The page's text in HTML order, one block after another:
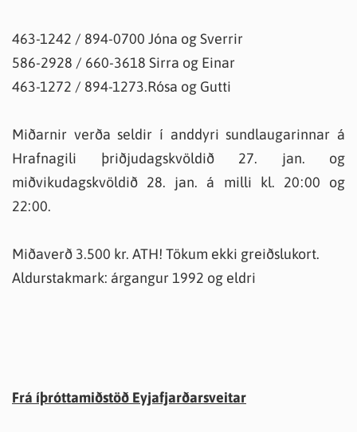
463-1242 / 894-0700 Jóna og Sverrir
586-2928 / 660-3618 Sirra og Einar
463-1272 / 894-1273.Rósa og Gutti
Miðarnir verða seldir í anddyri sundlaugarinnar á
Hrafnagili þriðjudagskvöldið 27. jan. og
miðvikudagskvöldið 28. jan. á milli kl. 20:00 og
22:00.
Miðaverð 3.500 kr. ATH! Tökum ekki greiðslukort.
Aldurstakmark: árgangur 1992 og eldri
Frá íþróttamiðstöð Eyjafjarðarsveitar